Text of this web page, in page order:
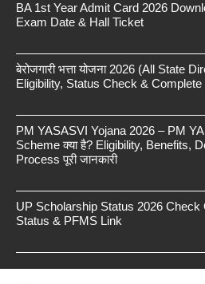
BA 1st Year Admit Card 2026
Exam Date & Hall Ticket
बेरोजगारी भत्ता योजना 2026 (All State
Eligibility, Status Check & Complete
PM YASASVI Yojana 2026 – PM
Scheme क्या है? Eligibility, Benefits,
Process पूरी जानकारी
UP Scholarship Status 2026 Check
Status & PFMS Link